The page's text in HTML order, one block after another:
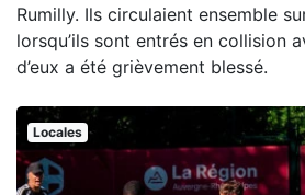
Rumilly. Ils circulaient ensemble
lorsqu’ils sont entrés en collision
d’eux a été grièvement blessé.
Locales